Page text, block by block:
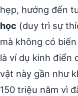
hẹp, hướng đến
học (duy trì sự
mà không có
là ví dụ kinh điển
vật này gần như
150 triệu năm vì